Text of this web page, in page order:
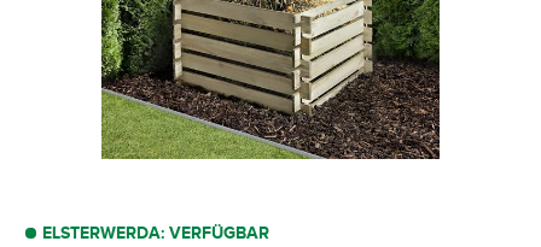
ELSTERWERDA: VERFÜGBAR